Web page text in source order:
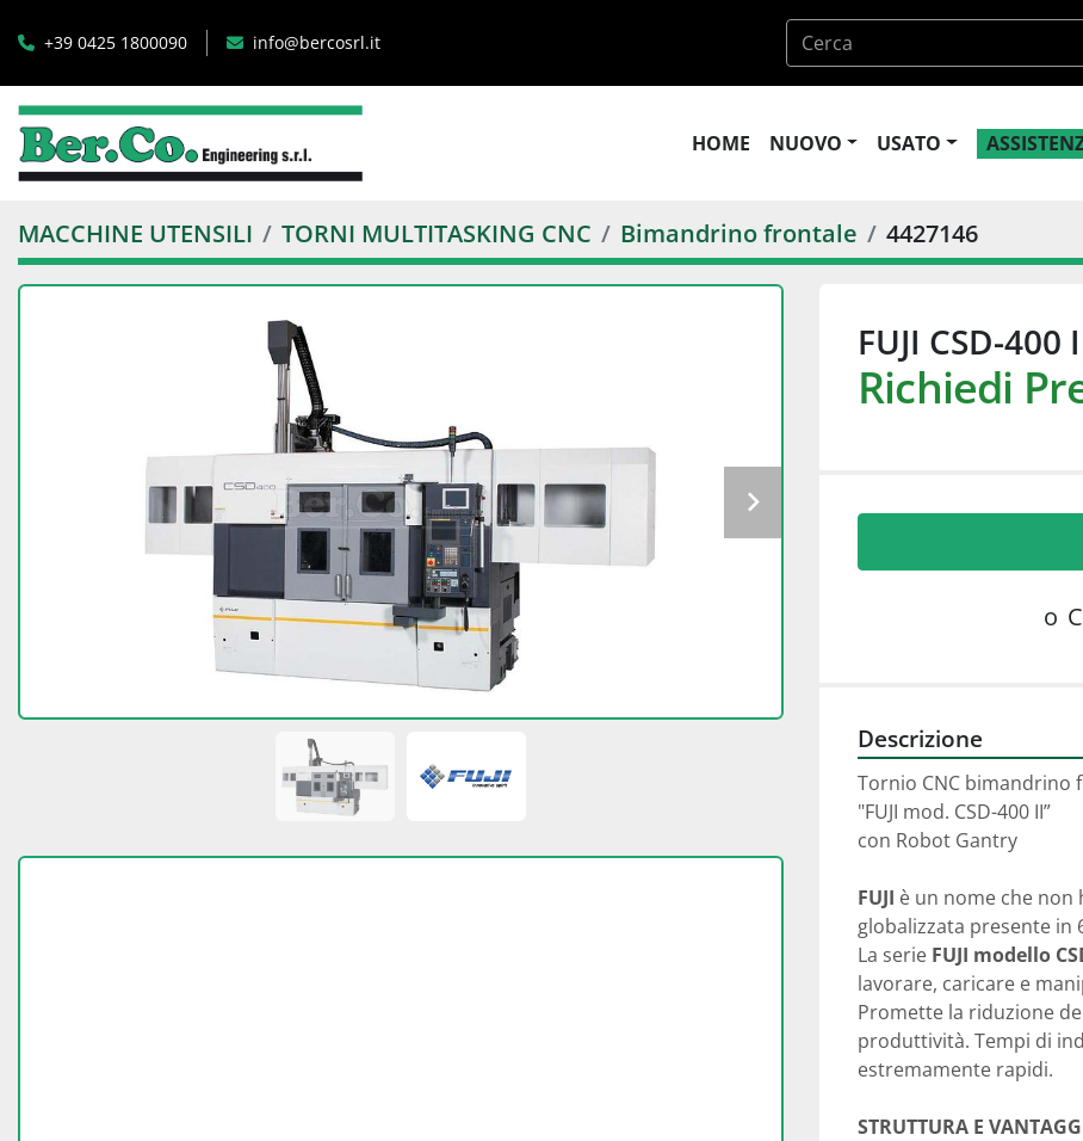
+39 0425 1800090 info@bercosrl.it
HOME NUOVO USATO
MACCHINE UTENSILI TORNI MULTITASKING CNC Bimandrino frontale 4427146
FUJI CSD-400
Richiedi
o
Descrizione
Tornio CNC bimandrino
"FUJI mod. CSD-400 II”
con Robot Gantry
FUJI è un nome che non
globalizzata presente in
La serie FUJI modello
lavorare, caricare e
Promette la riduzione
produttività. Tempi di
estremamente rapidi.
STRUTTURA E